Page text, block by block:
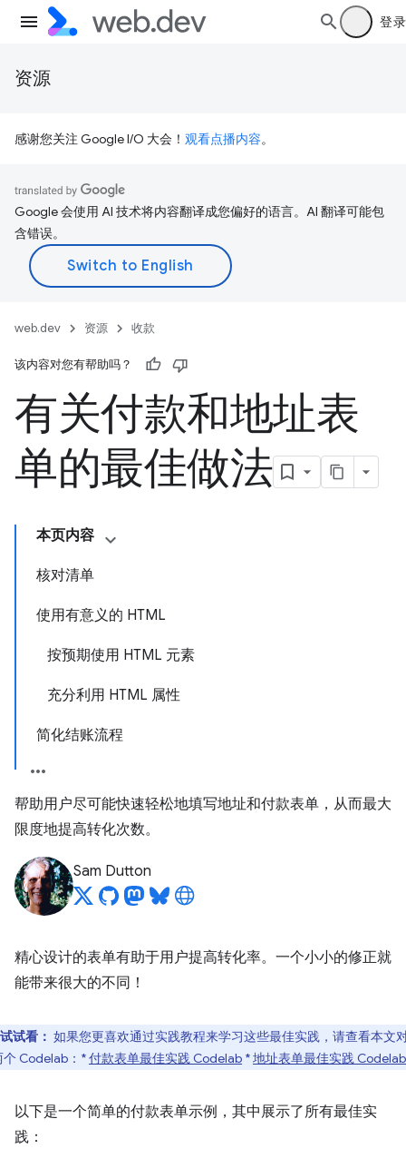
登录
资源
感谢您关注 Google I/O 大会！ 观看点播内容。
Google 会使用 AI 技术将内容翻译成您偏好的语言。AI 翻译可能包
含错误。
web.dev 资源 收款
该内容对您有帮助吗？
有关付款和地址表
单的最佳做法
本页内容
核对清单
使用有意义的 HTML
按预期使用 HTML 元素
充分利用 HTML 属性
简化结账流程
帮助用户尽可能快速轻松地填写地址和付款表单，从而最大
限度地提高转化次数。
Sam Dutton
精心设计的表单有助于用户提高转化率。一个小小的修正就
能带来很大的不同！
试试看： 如果您更喜欢通过实践教程来学习这些最佳实践，请查看本文
个 Codelab：*付款表单最佳实践 Codelab *地址表单最佳实践 Codelab
以下是一个简单的付款表单示例，其中展示了所有最佳实
践：